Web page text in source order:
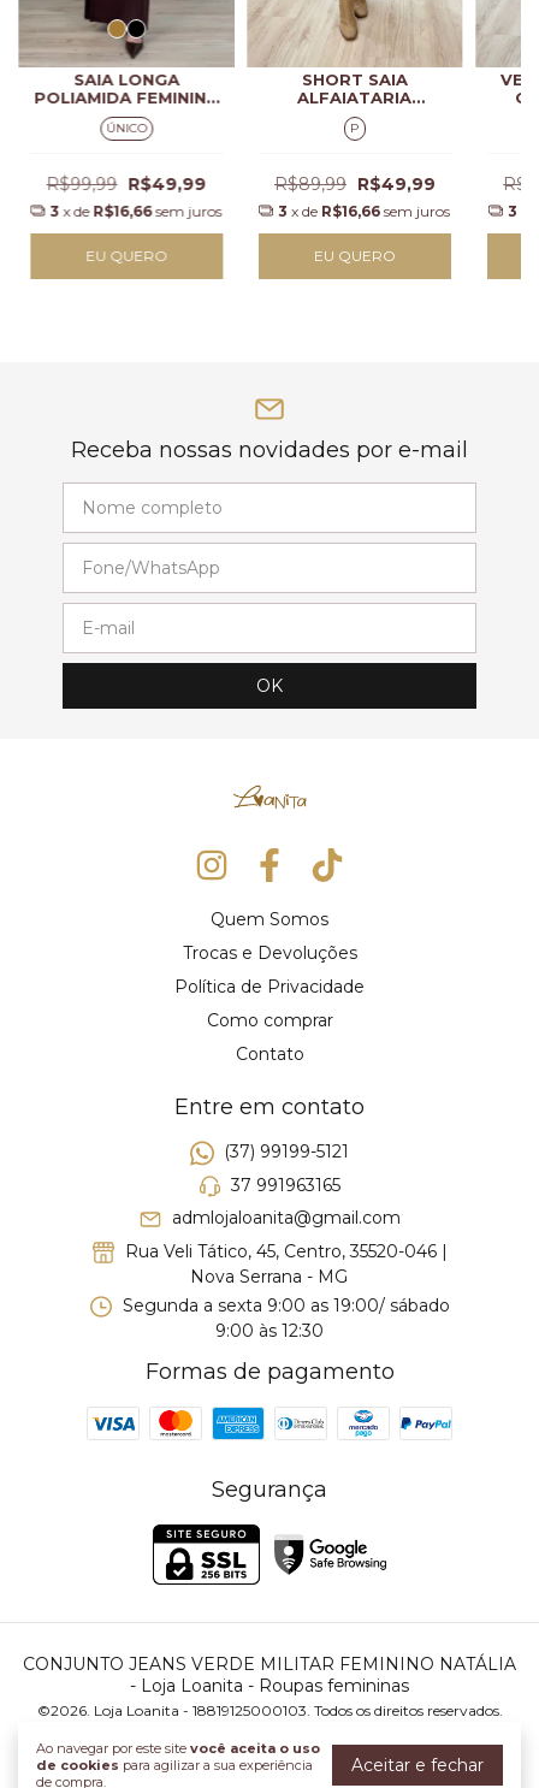
Ao navegar por este site você aceita o uso
de cookies para agilizar a sua experiência
de compra.
Aceitar e fechar
SAIA LONGA
POLIAMIDA FEMININA
RAVENA
ÚNICO
R$99,99 R$49,99
3 x de R$16,66 sem juros
EU QUERO
SHORT SAIA
ALFAIATARIA
FEMININO EVA
P
R$89,99 R$49,99
3 x de R$16,66 sem juros
EU QUERO
3
Receba nossas novidades por e-mail
Quem Somos
Trocas e Devoluções
Política de Privacidade
Como comprar
Contato
Entre em contato
(37) 99199-5121
37 991963165
admlojaloanita@gmail.com
Rua Veli Tático, 45, Centro, 35520-046 |
Nova Serrana - MG
Segunda a sexta 9:00 as 19:00/ sábado
9:00 às 12:30
Formas de pagamento
Segurança
CONJUNTO JEANS VERDE MILITAR FEMININO NATÁLIA
- Loja Loanita - Roupas femininas
©2026. Loja Loanita - 18819125000103. Todos os direitos reservados.